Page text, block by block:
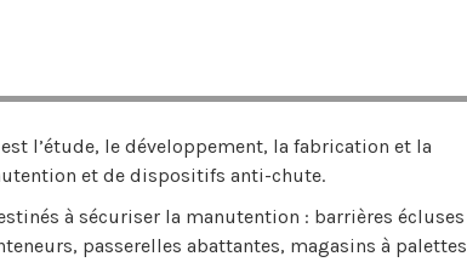
l’étude, le développement, la fabrication et la
et de dispositifs anti-chute.
à sécuriser la manutention : barrières écluses
passerelles abattantes, magasins à palettes